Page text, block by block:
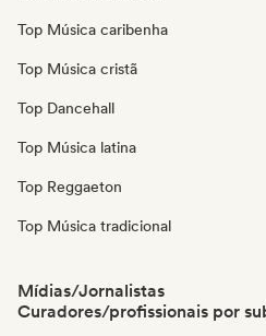
Top Música caribenha
Top Música cristã
Top Dancehall
Top Música latina
Top Reggaeton
Top Música tradicional
Mídias/Jornalistas
Curadores/profissionais por